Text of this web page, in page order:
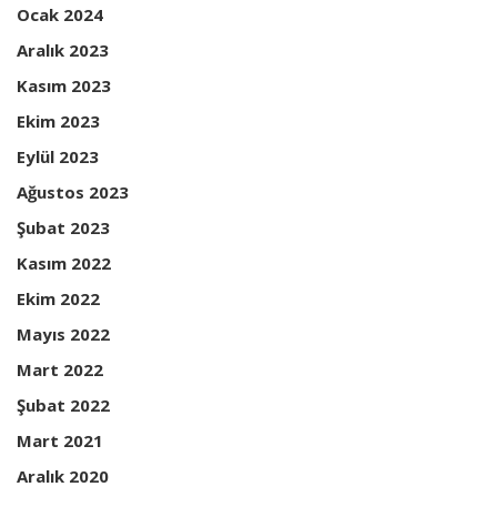
Ocak 2024
Aralık 2023
Kasım 2023
Ekim 2023
Eylül 2023
Ağustos 2023
Şubat 2023
Kasım 2022
Ekim 2022
Mayıs 2022
Mart 2022
Şubat 2022
Mart 2021
Aralık 2020